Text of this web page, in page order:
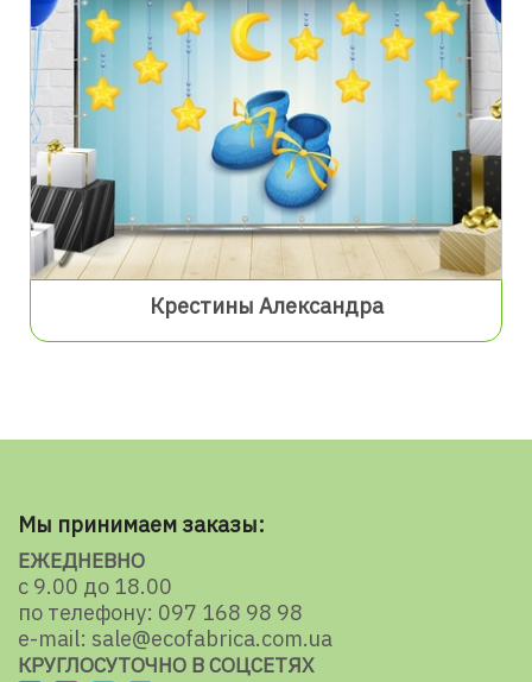
Крестины Александра
Мы принимаем заказы:
ЕЖЕДНЕВНО
с 9.00 до 18.00
по телефону: 097 168 98 98
e-mail: sale@ecofabrica.com.ua
КРУГЛОСУТОЧНО В СОЦСЕТЯХ